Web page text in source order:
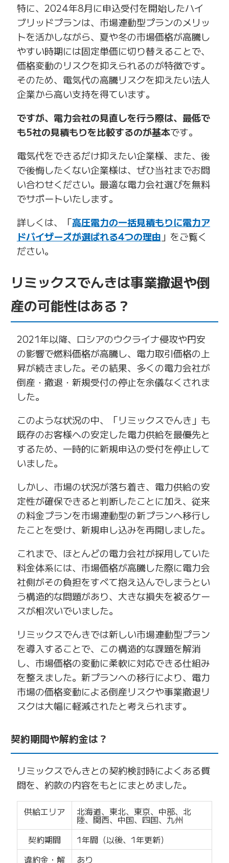
特に、2024年8月に申込受付を開始したハイ
ブリッドプランは、市場連動型プランのメリッ
トを活かしながら、夏や冬の市場価格が高騰し
やすい時期には固定単価に切り替えることで、
価格変動のリスクを抑えられるのが特徴です。
そのため、電気代の高騰リスクを抑えたい法人
企業から高い支持を得ています。
ですが、電力会社の見直しを行う際は、最低で
も5社の見積もりを比較するのが基本です。
電気代をできるだけ抑えたい企業様、また、後
で後悔したくない企業様は、ぜひ当社までお問
い合わせください。最適な電力会社選びを無料
でサポートいたします。
詳しくは、「高圧電力の一括見積もりに電力ア
ドバイザーズが選ばれる4つの理由 」をご覧く
ださい。
リミックスでんきは事業撤退や倒
産の可能性はある？
2021年以降、ロシアのウクライナ侵攻や円安
の影響で燃料価格が高騰し、電力取引価格の上
昇が続きました。その結果、多くの電力会社が
倒産・撤退・新規受付の停止を余儀なくされま
した。
このような状況の中、「リミックスでんき」も
既存のお客様への安定した電力供給を最優先と
するため、一時的に新規申込の受付を停止して
いました。
しかし、市場の状況が落ち着き、電力供給の安
定性が確保できると判断したことに加え、従来
の料金プランを市場連動型の新プランへ移行し
たことを受け、新規申し込みを再開しました。
これまで、ほとんどの電力会社が採用していた
料金体系には、市場価格が高騰した際に電力会
社側がその負担をすべて抱え込んでしまうとい
う構造的な問題があり、大きな損失を被るケー
スが相次いでいました。
リミックスでんきでは新しい市場連動型プラン
を導入することで、この構造的な課題を解消
し、市場価格の変動に柔軟に対応できる仕組み
を整えました。新プランへの移行により、電力
市場の価格変動による倒産リスクや事業撤退リ
スクは大幅に軽減されたと考えられます。
契約期間や解約金は？
リミックスでんきとの契約検討時によくある質
問を、約款の内容をもとにまとめました。
供給エリア 北海道、東北、東京、中部、北
陸、関西、中国、四国、九州
契約期間
1年間（以後、1年更新）
違約金・解
あり